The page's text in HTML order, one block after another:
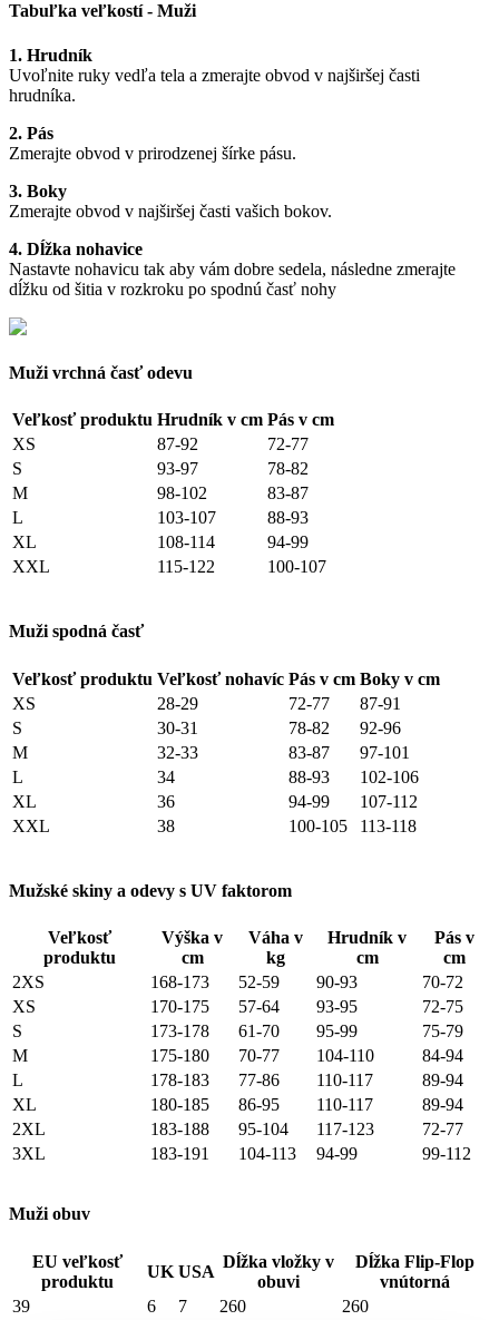
Tabuľka veľkostí - Muži
1. Hrudník
Uvoľnite ruky vedľa tela a zmerajte obvod v najširšej časti
hrudníka.
2. Pás
Zmerajte obvod v prirodzenej šírke pásu.
3. Boky
Zmerajte obvod v najširšej časti vašich bokov.
4. Dĺžka nohavice
Nastavte nohavicu tak aby vám dobre sedela, následne zmerajte
dĺžku od šitia v rozkroku po spodnú časť nohy
Muži vrchná časť odevu
Veľkosť produktu Hrudník v cm Pás v cm
XS
87-92
72-77
S
93-97
78-82
M
98-102
83-87
L
103-107
88-93
XL
108-114
94-99
XXL
115-122 100-107
Muži spodná časť
Veľkosť produktu Veľkosť nohavíc Pás v cm Boky v cm
XS
28-29 72-77
87-91
S
30-31 78-82
92-96
M
32-33 83-87
97-101
L
34 88-93
102-106
XL
36 94-99
107-112
XXL
38 100-105 113-118
Mužské skiny a odevy s UV faktorom
Veľkosť
produktu
Výška v
cm
Váha v
kg
Hrudník v
cm
Pás v
cm
2XS
168-173 52-59 90-93
70-72
XS
170-175 57-64 93-95
72-75
S
173-178 61-70 95-99
75-79
M
175-180 70-77 104-110
84-94
L
178-183 77-86 110-117
89-94
XL
180-185 86-95 110-117
89-94
2XL
183-188 95-104 117-123
72-77
3XL
183-191 104-113 94-99 99-112
Muži obuv
EU veľkosť
produktu
UK USA
Dĺžka vložky v
obuvi
Dĺžka Flip-Flop
vnútorná
39
6 7 260 260